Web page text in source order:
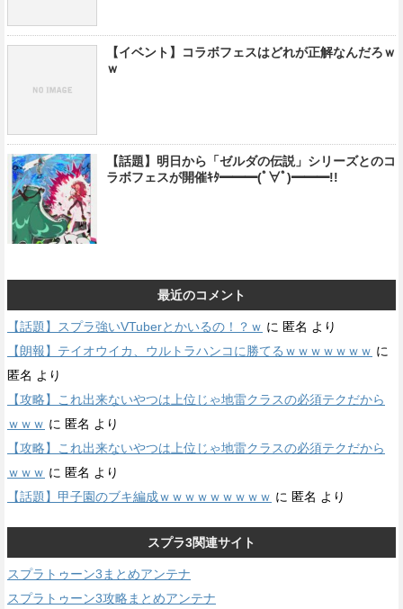
【イベント】コラボフェスはどれが正解なんだろｗ
ｗ
【話題】明日から「ゼルダの伝説」シリーズとのコ
ラボフェスが開催ｷﾀ━━━(ﾟ∀ﾟ)━━━!!
最近のコメント
【話題】スプラ強いVTuberとかいるの！？ｗ に 匿名 より
【朗報】テイオウイカ、ウルトラハンコに勝てるｗｗｗｗｗｗｗ に
匿名 より
【攻略】これ出来ないやつは上位じゃ地雷クラスの必須テクだから
ｗｗｗ に 匿名 より
【攻略】これ出来ないやつは上位じゃ地雷クラスの必須テクだから
ｗｗｗ に 匿名 より
【話題】甲子園のブキ編成ｗｗｗｗｗｗｗｗｗ に 匿名 より
スプラ3関連サイト
スプラトゥーン3まとめアンテナ
スプラトゥーン3攻略まとめアンテナ